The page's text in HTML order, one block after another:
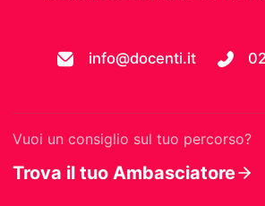
info@docenti.it
Vuoi un consiglio sul tuo percorso?
Trova il tuo Ambasciatore